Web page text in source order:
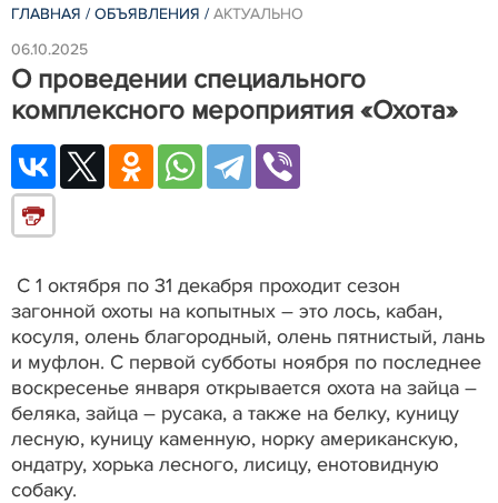
ГЛАВНАЯ / ОБЪЯВЛЕНИЯ / АКТУАЛЬНО
06.10.2025
О проведении специального
комплексного мероприятия «Охота»
С 1 октября по 31 декабря проходит сезон
загонной охоты на копытных – это лось, кабан,
косуля, олень благородный, олень пятнистый, лань
и муфлон. С первой субботы ноября по последнее
воскресенье января открывается охота на зайца –
беляка, зайца – русака, а также на белку, куницу
лесную, куницу каменную, норку американскую,
ондатру, хорька лесного, лисицу, енотовидную
собаку.